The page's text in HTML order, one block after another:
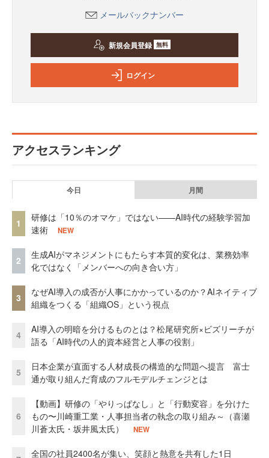
メールバックナンバー
新規会員登録 無料
ログイン
アクセスランキング
今日 月間
1
研修は「10％のオマケ」ではない——AI時代の経験学習加
速術
NEW
2
生成AIがマネジメントにもたらす本質的変化は、業務効率
化ではなく「メンバーへの向き合い方」
3
なぜAI導入の成否が人事にかかっているのか？AIネイティブ
組織をつくる「組織OS」という視点
4
AI導入の明暗を分けるものとは？松尾研究所×ビズリーチが
語る「AI時代の人的資本経営と人事の役割」
5
日本企業が直面する人材成長の構造的な問題へ提言 富士
通が取り組んだ育成のフルモデルチェンジとは
6
【動画】研修の「やりっぱなし」と「行動変容」を分けた
もの〜川崎重工業・人事担当者の執念の取り組み～（喜瀬
川蒼太氏・坂井風太氏）
NEW
全国の社員2400名が集い、笑顔と熱意を共有した1日